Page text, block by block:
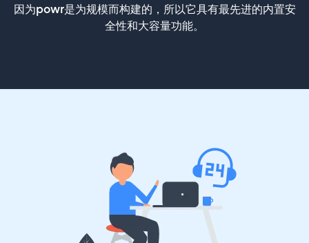
因为powr是为规模而构建的，所以它具有最先进的内置安
全性和大容量功能。